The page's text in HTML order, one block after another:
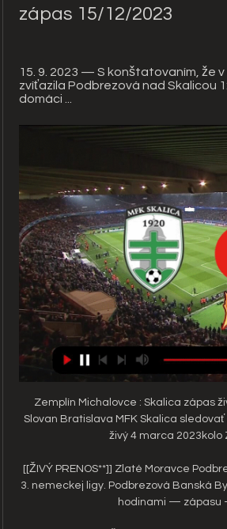
zápas 15/12/2023
15. 9. 2023 — S konštatovaním, že
zvíťazila Podbrezová nad Skalicou
domáci ...
Zemplín Michalovce : Skalica zápas
Slovan Bratislava MFK Skalica
živý 4 marca 2023kolo
[[ŽIVÝ PRENOS**]] Zlaté Moravce
3. nemeckej ligy. Podbrezová Banská
hodinami — zápasu -